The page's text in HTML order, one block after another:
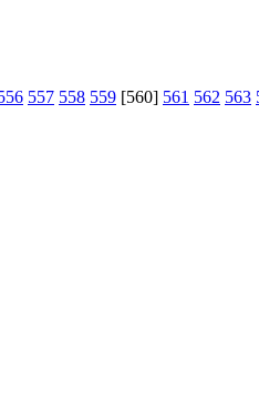
557 558 559 [560] 561 562 563